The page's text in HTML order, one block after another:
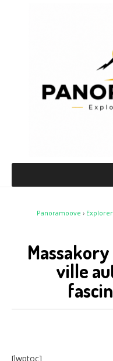
Panoramoove › Explorer
ville
[lwptoc]